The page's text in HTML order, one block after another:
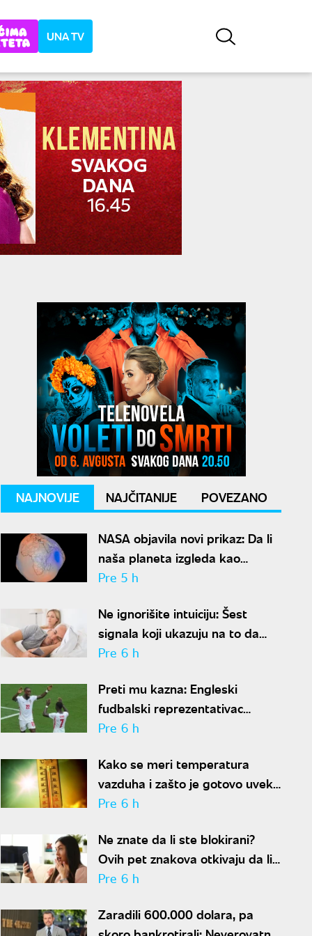
UNA TV
NAJNOVIJE NAJČITANIJE POVEZANO
NASA objavila novi prikaz: Da li
naša planeta izgleda kao
krompir ili kao plavi kliker?
Pre 5 h
Ne ignorišite intuiciju: Šest
signala koji ukazuju na to da
partner krije aferu
Pre 6 h
Preti mu kazna: Engleski
fudbalski reprezentativac
optužen za napad u noćnom
Pre 6 h
Kako se meri temperatura
vazduha i zašto je gotovo uvek
niža od one koju pokazuju naši
Pre 6 h
Ne znate da li ste blokirani?
Ovih pet znakova otkivaju da li
se nalazite na nečijoj "crnoj listi"
Pre 6 h
Zaradili 600.000 dolara, pa